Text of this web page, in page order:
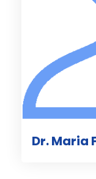
Dr. Maria